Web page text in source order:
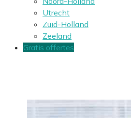
Utrecht
Zuid-Holland
Zeeland
Gratis offertes